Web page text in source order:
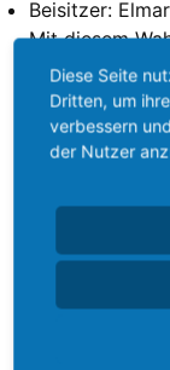
Beisitzer:
Mit diesem
Eschweiler
auf weitere
Im Anschluss
2025 statt.
Diese Seite
Dritten, um
verbessern
der Nutzer